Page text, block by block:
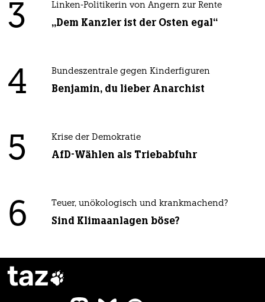
3 Linken-Politikerin von Angern zur Rente
„Dem Kanzler ist der Osten egal“
4 Bundeszentrale gegen Kinderfiguren
Benjamin, du lieber Anarchist
5 Krise der Demokratie
AfD-Wählen als Triebabfuhr
6 Teuer, unökologisch und krankmachend?
Sind Klimaanlagen böse?
taz